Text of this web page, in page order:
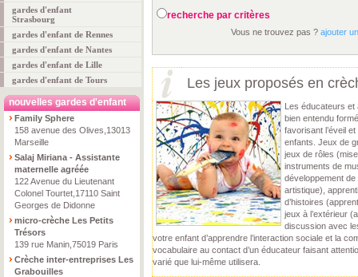
gardes d'enfant
Strasbourg
gardes d'enfant de Rennes
gardes d'enfant de Nantes
gardes d'enfant de Lille
gardes d'enfant de Tours
nouvelles gardes d'enfant
Family Sphere
158 avenue des Olives,13013
Marseille
Salaj Miriana - Assistante
maternelle agréée
122 Avenue du Lieutenant
Colonel Tourtet,17110 Saint
Georges de Didonne
micro-crèche Les Petits
Trésors
139 rue Manin,75019 Paris
Crèche inter-entreprises Les
Grabouilles
recherche par critères
Vous ne trouvez pas ? ajouter
Les jeux proposés en
Les éducateurs et
bien entendu
favorisant l’éveil
enfants. Jeux de
jeux de rôles
instruments de
développement
artistique),
d’histoires
jeux à l’extérieur
discussion avec
votre enfant d’apprendre l’interaction sociale et la
vocabulaire au contact d’un éducateur faisant
varié que lui-même utilisera.